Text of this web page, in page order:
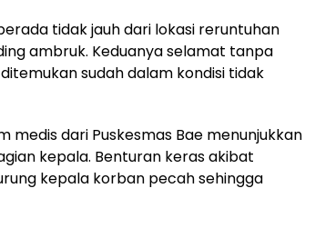
tidak jauh dari lokasi reruntuhan
ambruk. Keduanya selamat tanpa
sudah dalam kondisi tidak
medis dari Puskesmas Bae menunjukkan
kepala. Benturan keras akibat
kepala korban pecah sehingga